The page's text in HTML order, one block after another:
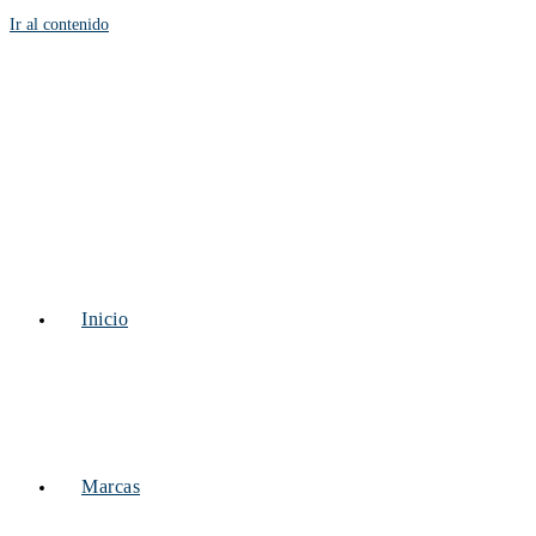
Ir al contenido
Inicio
Marcas